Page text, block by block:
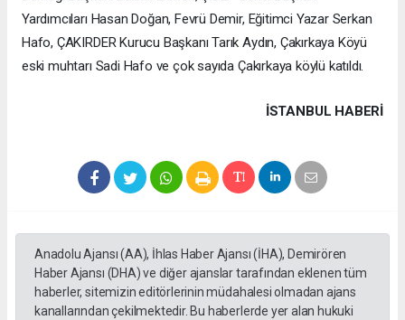
Yardımcıları Hasan Doğan, Fevrü Demir, Eğitimci Yazar Serkan
Hafo, ÇAKIRDER Kurucu Başkanı Tarık Aydın, Çakırkaya Köyü
eski muhtarı Sadi Hafo ve çok sayıda Çakırkaya köylü katıldı.
İSTANBUL HABERİ
Anadolu Ajansı (AA), İhlas Haber Ajansı (İHA), Demirören
Haber Ajansı (DHA) ve diğer ajanslar tarafından eklenen tüm
haberler, sitemizin editörlerinin müdahalesi olmadan ajans
kanallarından çekilmektedir. Bu haberlerde yer alan hukuki